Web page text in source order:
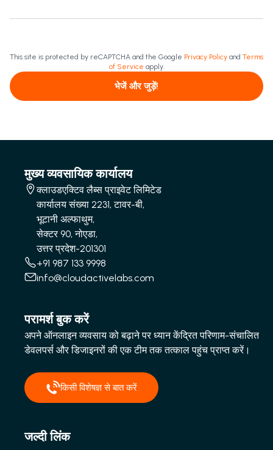
This site is protected by reCAPTCHA and the Google Privacy Policy and Terms
of Service apply.
भेजें और जुड़ें!
मुख्य व्यवसायिक कार्यालय
क्लाउडएक्टिव लैब्स प्राइवेट लिमिटेड
कार्यालय संख्या 2231, टावर-बी,
भूटानी अल्फाथुम,
सेक्टर 90, नोएडा,
उत्तर प्रदेश-201301
+91 987 133 9998
info@cloudactivelabs.com
परामर्श बुक करें
अपने ऑनलाइन व्यवसाय को बढ़ाने पर ध्यान केंद्रित परिणाम-संचालित
डेवलपर्स और डिजाइनरों की एक टीम तक तत्काल पहुंच प्राप्त करें।
किसी विशेषज्ञ से बात करें
जल्दी लिंक